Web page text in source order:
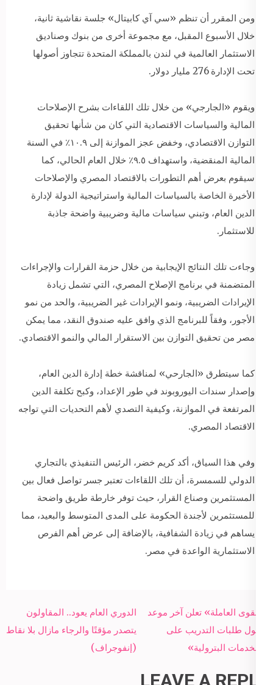
ومن المقرر أن تنظم «سي آي كابيتال» جلسة نقاشية ثانية،
خلال الأسبوع المقبل، مع مجموعة أخرى من بنوك وصناديق
الاستثمار العالمية في لندن بالمملكة المتحدة تتجاوز أصولها
تحت الإدارة 276 مليار دولار.
ويقوم «الجارجي» من خلال تلك اللقاءات بشرح الإصلاحات
المالية والسياسات الاقتصادية التي كان من شأنها تحقيق
التوازن الاقتصادي، وخفض عجز الموازنة إلى ١٠.٩٪ في السنة
المالية المنقضية، واستهداف ٩.٥٪ خلال العام الحالي، كما
سيقوم بعرض أهم التطورات بالاقتصاد المصري والإصلاحات
الأخيرة الخاصة بالسياسات المالية واستراتيجية الدولة لإدارة
الدين العام، وتبني سياسات مالية وضريبية واضحة جاذبة
للاستثمار.
وجاءت تلك النتائج الإيجابية من خلال حزمة القرارات والإجراءات
المتضمنة في برنامج الإصلاح المصري، التي تشمل زيادة
الإيرادات الضريبية، ونمو الإيرادات غير الضريبية، والحد من نمو
الأجور، وفقاً للبرنامج الذي وافق عليه صندوق النقد، مما يمكن
مصر من تحقيق التوازن بين الاستقرار المالي والنمو الاقتصادي.
كما سيتطرق «الجارحي» لمناقشة خطة إدارة الدين العام،
وإصدار سندات اليوروبوند في طور الإعداد، وكبح تكلفة الدين
المرتفعة في الموازنة، وكيفية التصدي لأهم التحديات التي تواجه
الاقتصاد المصري.
وفي هذا السياق، أكد كريم خضر، الرئيس التنفيذي بالتجاري
الدولي للسمسرة، أن تلك اللقاءات تعتبر جسر تواصل فعال بين
المستثمرين وصناع القرار، حيث توفر خارطة طريق واضحة
للمستثمرين لأجندة الحكومة على المدى المتوسط والبعيد، مما
يساهم في زيادة الشفافية، بالإضافة إلى عرض أهم الفرص
الاستثمارية الواعدة في مصر.
Post
navigation
الدوري العام يعود.. المقاولون
يتصدر مؤقتًا والرجاء مازال بلا نقاط
(إنفوجراف)
«القوى العاملة» تعلن آخر موعد
لقبول طلبات التدريب على
«الخدمات البترولية»
LEAVE A REPLY